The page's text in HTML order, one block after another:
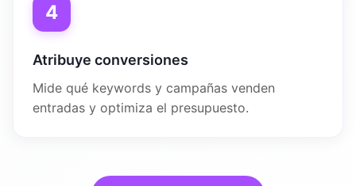
4
Atribuye conversiones
Mide qué keywords y campañas venden
entradas y optimiza el presupuesto.